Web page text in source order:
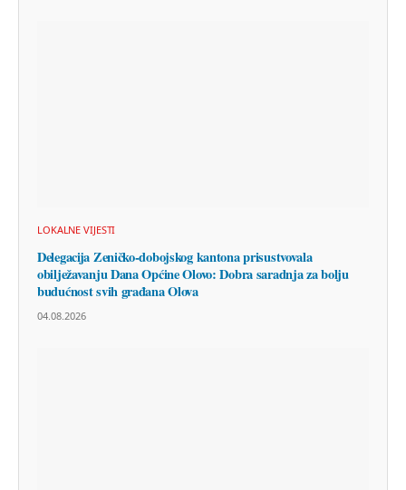
LOKALNE VIJESTI
Delegacija Zeničko-dobojskog kantona prisustvovala
obilježavanju Dana Općine Olovo: Dobra saradnja za bolju
budućnost svih građana Olova
04.08.2026